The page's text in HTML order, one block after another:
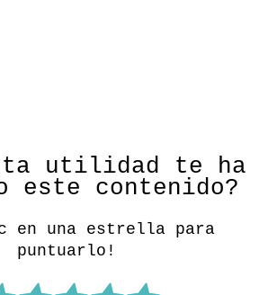
utilidad te ha
este contenido?
en una estrella para
puntuarlo!